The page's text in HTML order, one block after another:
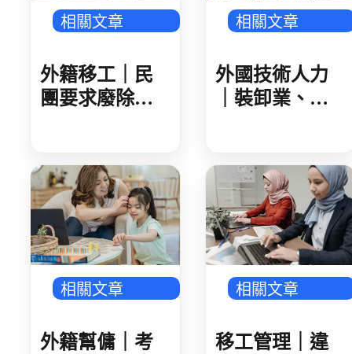
相關文章
外籍移工｜民
團要求廢除家
手衛福部 減輕
家庭照顧負擔
相關文章
外國技術人力
｜裝卸業、集
映盼技術資格
更詳細明確
相關文章
外籍幫傭｜考
相關文章
移工管理｜違